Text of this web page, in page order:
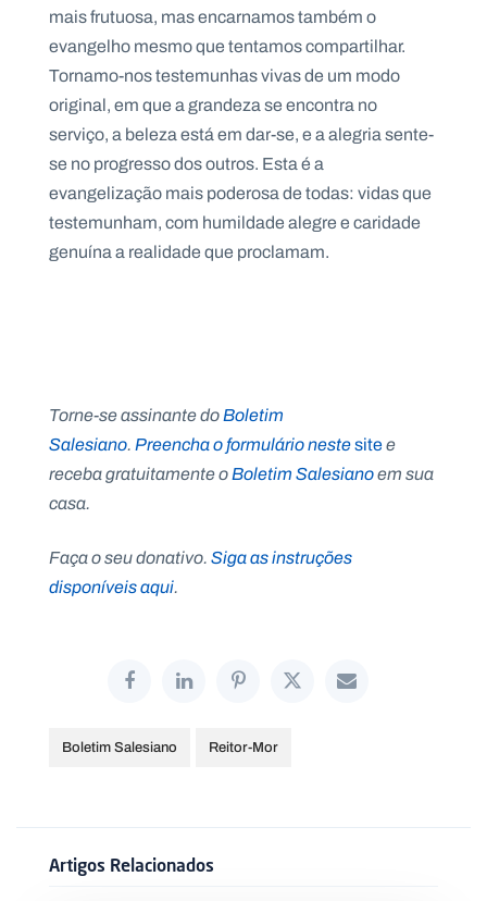
mais frutuosa, mas encarnamos também o
evangelho mesmo que tentamos compartilhar.
Tornamo-nos testemunhas vivas de um modo
original, em que a grandeza se encontra no
serviço, a beleza está em dar-se, e a alegria sente-
se no progresso dos outros. Esta é a
evangelização mais poderosa de todas: vidas que
testemunham, com humildade alegre e caridade
genuína a realidade que proclamam.
Torne-se assinante doBoletim
Salesiano.Preencha o formulário nestesitee
receba gratuitamente oBoletim Salesianoem sua
casa.
Faça o seu donativo.Siga as instruções
disponíveis aqui.
Boletim Salesiano Reitor-Mor
Artigos Relacionados